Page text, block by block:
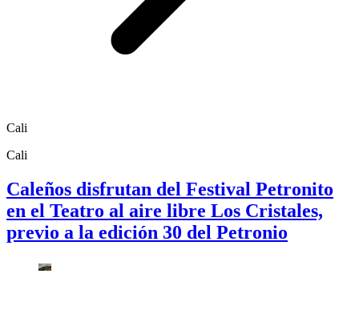
Cali
Cali
Caleños disfrutan del Festival Petronito
en el Teatro al aire libre Los Cristales,
previo a la edición 30 del Petronio